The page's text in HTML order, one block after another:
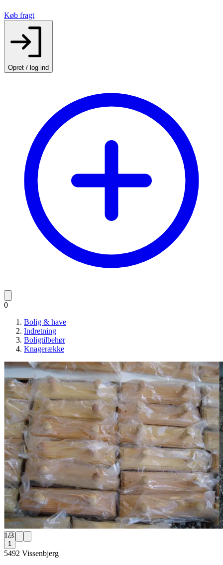
Køb fragt
Opret / log ind
0
Bolig & have
Indretning
Boligtilbehør
Knagerække
1/3
1
5492 Vissenbjerg